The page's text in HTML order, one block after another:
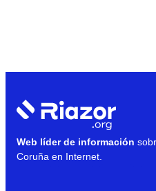
Web líder de información
Coruña en Internet.